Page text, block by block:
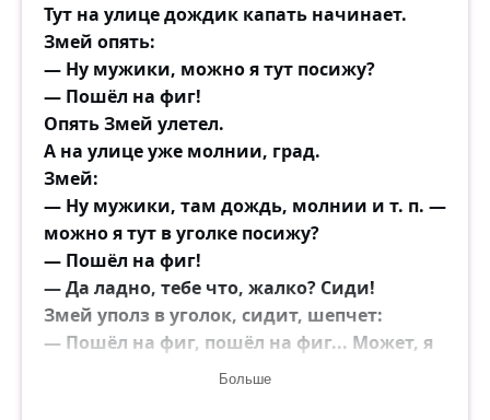
Тут на улице дождик капать начинает.
Змей опять:
― Ну мужики, можно я тут посижу?
― Пошёл на фиг!
Опять Змей улетел.
А на улице уже молнии, град.
Змей:
― Ну мужики, там дождь, молнии и т. п. —
можно я тут в уголке посижу?
― Пошёл на фиг!
― Да ладно, тебе что, жалко? Сиди!
Змей уполз в уголок, сидит, шепчет:
― Пошёл на фиг, пошёл на фиг... Может, я
Больше